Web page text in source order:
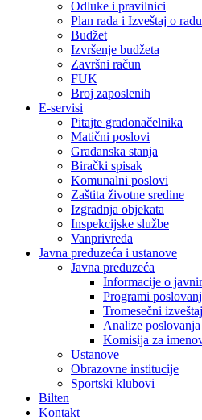
Odluke i pravilnici
Plan rada i Izveštaj o
Budžet
Izvršenje budžeta
Završni račun
FUK
Broj zaposlenih
E-servisi
Pitajte gradonačelnika
Matični poslovi
Građanska stanja
Birački spisak
Komunalni poslovi
Zaštita životne sredine
Izgradnja objekata
Inspekcijske službe
Vanprivreda
Javna preduzeća i ustanove
Javna preduzeća
Informacije o
Programi
Tromesečni
Analize poslovanja
Komisija za
Ustanove
Obrazovne institucije
Sportski klubovi
Bilten
Kontakt